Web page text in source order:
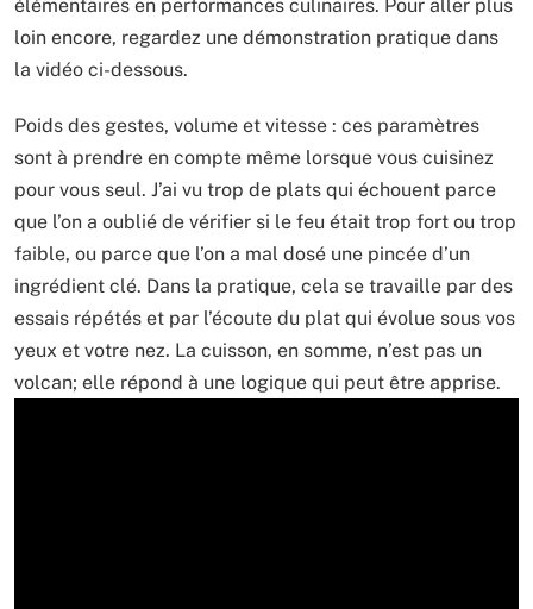
élémentaires en performances culinaires. Pour aller plus
loin encore, regardez une démonstration pratique dans
la vidéo ci-dessous.
Poids des gestes, volume et vitesse : ces paramètres
sont à prendre en compte même lorsque vous cuisinez
pour vous seul. J’ai vu trop de plats qui échouent parce
que l’on a oublié de vérifier si le feu était trop fort ou trop
faible, ou parce que l’on a mal dosé une pincée d’un
ingrédient clé. Dans la pratique, cela se travaille par des
essais répétés et par l’écoute du plat qui évolue sous vos
yeux et votre nez. La cuisson, en somme, n’est pas un
volcan; elle répond à une logique qui peut être apprise.